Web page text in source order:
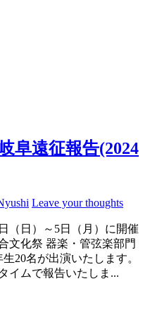
阜遠征報告(2024
Leave your thoughts
（日）～5日（月）に開催
文化祭 器楽・管弦楽部門
20名が出演いたします。
イムで報告いたしま...